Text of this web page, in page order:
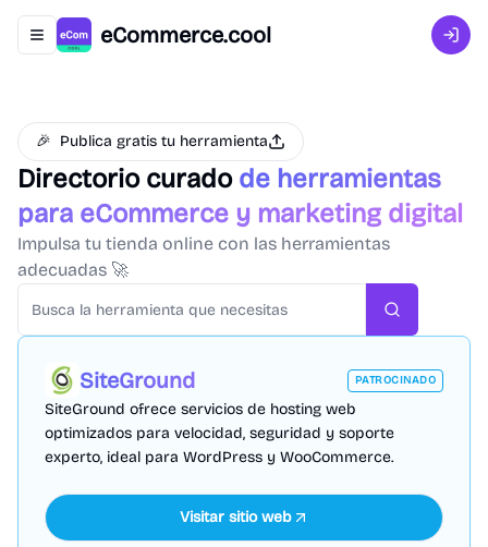
Abrir menú de navegación
eCommerce.cool
🎉 Publica gratis tu herramienta
Directorio curado de herramientas
para eCommerce y marketing digital
Impulsa tu tienda online con las herramientas
adecuadas 🚀
Buscar
SiteGround PATROCINADO
SiteGround ofrece servicios de hosting web
optimizados para velocidad, seguridad y soporte
experto, ideal para WordPress y WooCommerce.
Visitar sitio web